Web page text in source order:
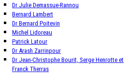
Dr Julie Demassue-Rannou
Bernard Lambert
Dr Bernard Poitevin
Michel Lidoreau
Patrick Latour
Dr Arash Zarrinpour
Dr Jean-Christophe Bourit, Serge Henrotte et
Franck Therras